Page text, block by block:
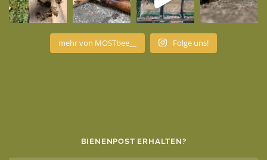
mehr von MOSTbee__ Folge uns!
BIENENPOST ERHALTEN?